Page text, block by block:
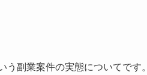
副業案件の実態についてです。